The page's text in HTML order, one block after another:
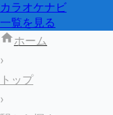
カラオケナビ
一覧を見る
ホーム
›
トップ
›